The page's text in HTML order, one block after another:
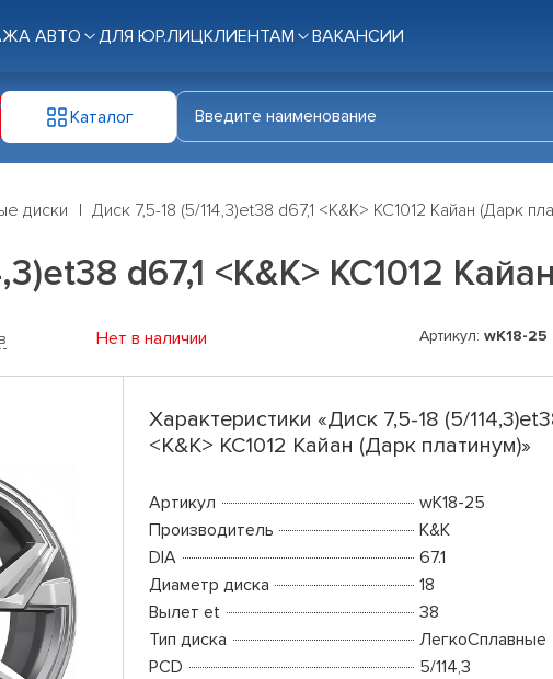
АВТО ДЛЯ ЮР.ЛИЦКЛИЕНТАМ ВАКАНСИИ
Каталог
диски Диск 7,5-18 (5/114,3)et38 d67,1 <K&K> КС1012 Кайан (Дарк
d67,1 <K&K> КС1012
Нет в наличии Артикул: wK18-25
Характеристики «Диск 7,5-18 (5/
<K&K> КС1012 Кайан (Дарк платинум)»
Артикул
wK18-25
Производитель
K&K
DIA
67.1
Диаметр диска
18
Вылет et
38
Тип диска
ЛегкоСплавные
PCD
5/114,3